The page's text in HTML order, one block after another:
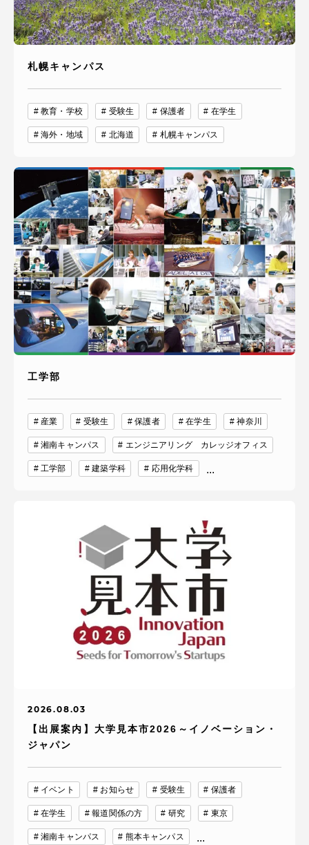
札幌キャンパス
教育・学校 受験生 保護者 在学生
海外・地域 北海道 札幌キャンパス
工学部
産業 受験生 保護者 在学生 神奈川
湘南キャンパス エンジニアリング カレッジオフィス
工学部 建築学科 応用化学科 ...
2026.08.03
【出展案内】大学見本市2026～イノベーション・
ジャパン
イベント お知らせ 受験生 保護者
在学生 報道関係の方 研究 東京
湘南キャンパス 熊本キャンパス ...